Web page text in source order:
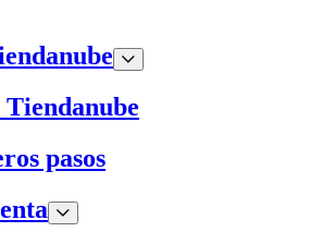
Tiendanube
pasos